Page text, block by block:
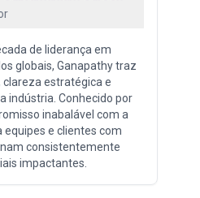
de liderança em
globais, Ganapathy traz
estratégica e
indústria. Conhecido por
inabalável com a
equipes e clientes com
consistentemente
impactantes.